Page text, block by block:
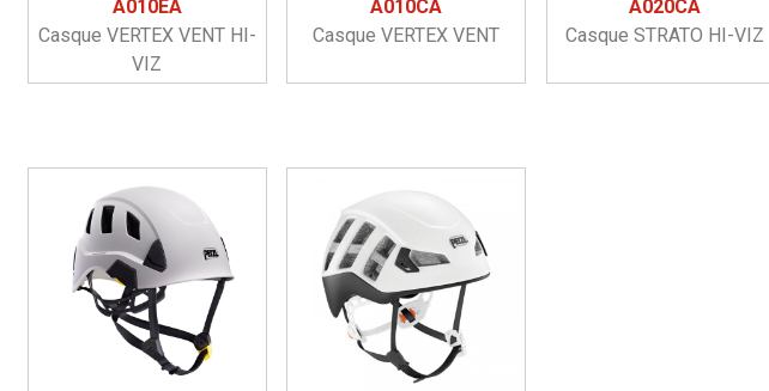
A010EA
Casque VERTEX VENT HI-
VIZ
A010CA
Casque VERTEX VENT
A020CA
Casque STRATO HI-VIZ